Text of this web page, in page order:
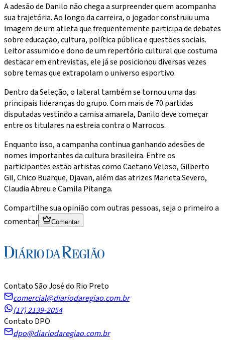
A adesão de Danilo não chega a surpreender quem acompanha
sua trajetória. Ao longo da carreira, o jogador construiu uma
imagem de um atleta que frequentemente participa de debates
sobre educação, cultura, política pública e questões sociais.
Leitor assumido e dono de um repertório cultural que costuma
destacar em entrevistas, ele já se posicionou diversas vezes
sobre temas que extrapolam o universo esportivo.
Dentro da Seleção, o lateral também se tornou uma das
principais lideranças do grupo. Com mais de 70 partidas
disputadas vestindo a camisa amarela, Danilo deve começar
entre os titulares na estreia contra o Marrocos.
Enquanto isso, a campanha continua ganhando adesões de
nomes importantes da cultura brasileira. Entre os
participantes estão artistas como Caetano Veloso, Gilberto
Gil, Chico Buarque, Djavan, além das atrizes Marieta Severo,
Claudia Abreu e Camila Pitanga.
Compartilhe sua opinião com outras pessoas, seja o primeiro a
comentar
Comentar
Contato São José do Rio Preto
comercial@diariodaregiao.com.br
(17) 2139-2054
Contato DPO
dpo@diariodaregiao.com.br